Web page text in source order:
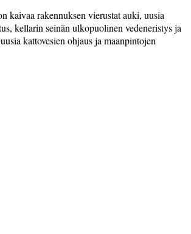
kaivaa rakennuksen vierustat auki, uusia
kellarin seinän ulkopuolinen vedeneristys ja
kattovesien ohjaus ja maanpintojen